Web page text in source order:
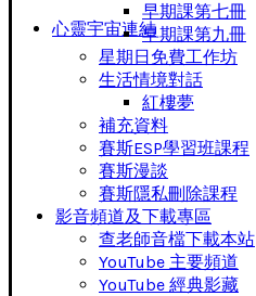
心靈宇宙連結
早期課第七冊
早期課第九冊
星期日免費工作坊
生活情境對話
紅樓夢
補充資料
賽斯ESP學習班課程
賽斯漫談
賽斯隱私刪除課程
影音頻道及下載專區
查老師音檔下載本站
YouTube 主要頻道
YouTube 經典影藏